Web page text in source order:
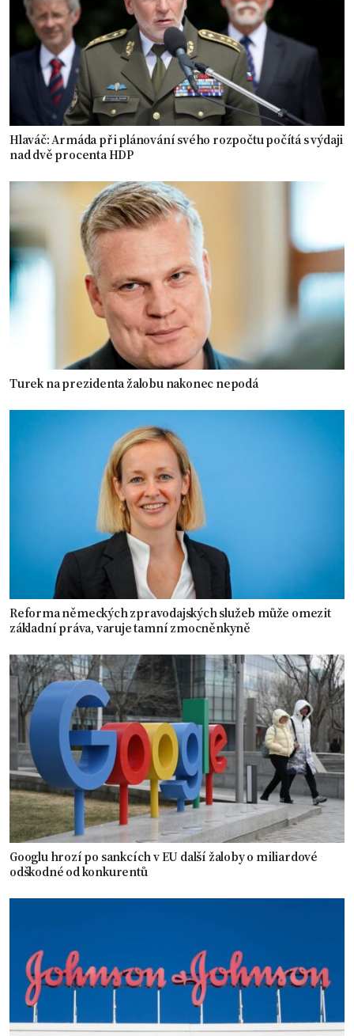
Hlaváč: Armáda při plánování svého rozpočtu počítá s výdaji
nad dvě procenta HDP
Turek na prezidenta žalobu nakonec nepodá
Reforma německých zpravodajských služeb může omezit
základní práva, varuje tamní zmocněnkyně
Googlu hrozí po sankcích v EU další žaloby o miliardové
odškodné od konkurentů